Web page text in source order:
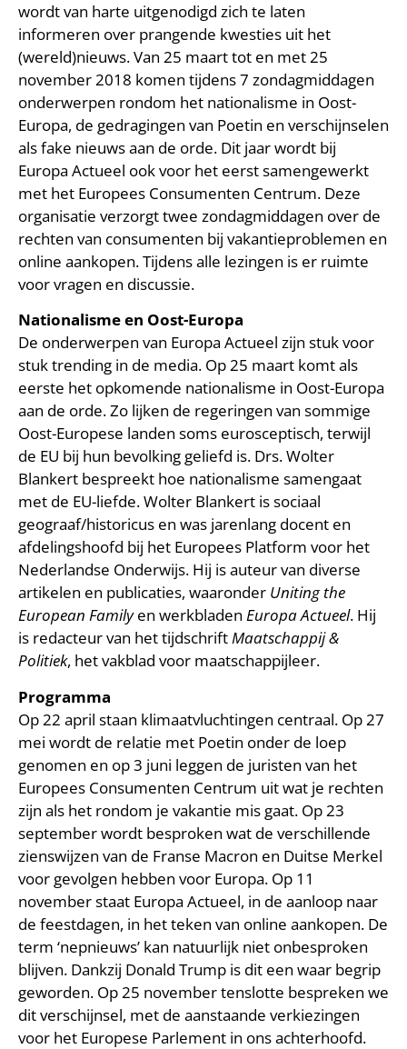
wordt van harte uitgenodigd zich te laten
informeren over prangende kwesties uit het
(wereld)nieuws. Van 25 maart tot en met 25
november 2018 komen tijdens 7 zondagmiddagen
onderwerpen rondom het nationalisme in Oost-
Europa, de gedragingen van Poetin en verschijnselen
als fake nieuws aan de orde. Dit jaar wordt bij
Europa Actueel ook voor het eerst samengewerkt
met het Europees Consumenten Centrum. Deze
organisatie verzorgt twee zondagmiddagen over de
rechten van consumenten bij vakantieproblemen en
online aankopen. Tijdens alle lezingen is er ruimte
voor vragen en discussie.
Nationalisme en Oost-Europa
De onderwerpen van Europa Actueel zijn stuk voor
stuk trending in de media. Op 25 maart komt als
eerste het opkomende nationalisme in Oost-Europa
aan de orde. Zo lijken de regeringen van sommige
Oost-Europese landen soms eurosceptisch, terwijl
de EU bij hun bevolking geliefd is. Drs. Wolter
Blankert bespreekt hoe nationalisme samengaat
met de EU-liefde. Wolter Blankert is sociaal
geograaf/historicus en was jarenlang docent en
afdelingshoofd bij het Europees Platform voor het
Nederlandse Onderwijs. Hij is auteur van diverse
artikelen en publicaties, waaronder Uniting the
European Familyen werkbladen Europa Actueel. Hij
is redacteur van het tijdschriftMaatschappij &
Politiek, het vakblad voor maatschappijleer.
Programma
Op 22 april staan klimaatvluchtingen centraal. Op 27
mei wordt de relatie met Poetin onder de loep
genomen en op 3 juni leggen de juristen van het
Europees Consumenten Centrum uit wat je rechten
zijn als het rondom je vakantie mis gaat. Op 23
september wordt besproken wat de verschillende
zienswijzen van de Franse Macron en Duitse Merkel
voor gevolgen hebben voor Europa. Op 11
november staat Europa Actueel, in de aanloop naar
de feestdagen, in het teken van online aankopen. De
term ‘nepnieuws’ kan natuurlijk niet onbesproken
blijven. Dankzij Donald Trump is dit een waar begrip
geworden. Op 25 november tenslotte bespreken we
dit verschijnsel, met de aanstaande verkiezingen
voor het Europese Parlement in ons achterhoofd.